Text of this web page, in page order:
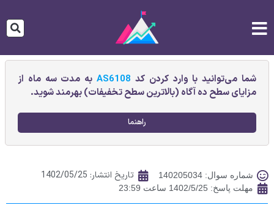
شما می‌توانید با وارد کردن کد AS6108به مدت سه ماه از
مزایای سطح ده آگاه (بالاترین سطح تخفیفات) بهرمند شوید.
راهنما
شماره سوال: 140205034 تاریخ انتشار: 1402/05/25
مهلت پاسخ: 1402/5/25 ساعت 23:59